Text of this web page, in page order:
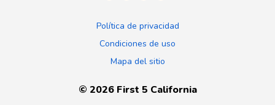
Política de privacidad
Condiciones de uso
Mapa del sitio
© 2026First 5 California